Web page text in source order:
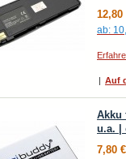
12,80
ab:
| Auf
Akku
u.a. |
7,80 €